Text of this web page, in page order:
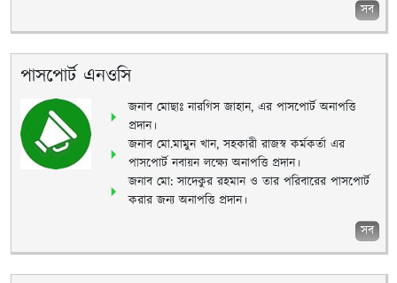
সব
পাসপোর্ট এনওসি
জনাব মোছাঃ নারগিস জাহান, এর পাসপোর্ট অনাপত্তি
প্রদান।
জনাব মো.মামুন খান, সহকারী রাজস্ব কর্মকর্তা এর
পাসপোর্ট নবায়ন লক্ষ্যে অনাপত্তি প্রদান।
জনাব মো: সাদেকুর রহমান ও তার পরিবারের পাসপোর্ট
করার জন্য অনাপত্তি প্রদান।
সব